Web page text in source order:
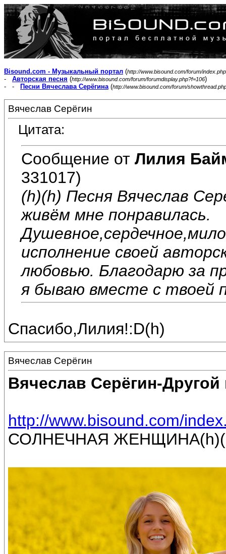
Bisound.com - Музыкальный портал (http://www.bisound.com/forum/index.php
- Авторская песня (http://www.bisound.com/forum/forumdisplay.php?f=106)
- -
Песни Вячеслава Серёгина(http://www.bisound.com/forum/
Вячеслав Серёгин
Цитата:
Сообщение от Лилия
331017)
(h)(h) Песня Вячеслав
живём мне понравилась.
исполнение своей
любовью. Благодарю за
я бываю вместе с твоей
Спасибо,Лилия!:D(h)
Вячеслав Серёгин
Вячеслав Серёгин-
http://www.bisound.com/
СОЛНЕЧНАЯ